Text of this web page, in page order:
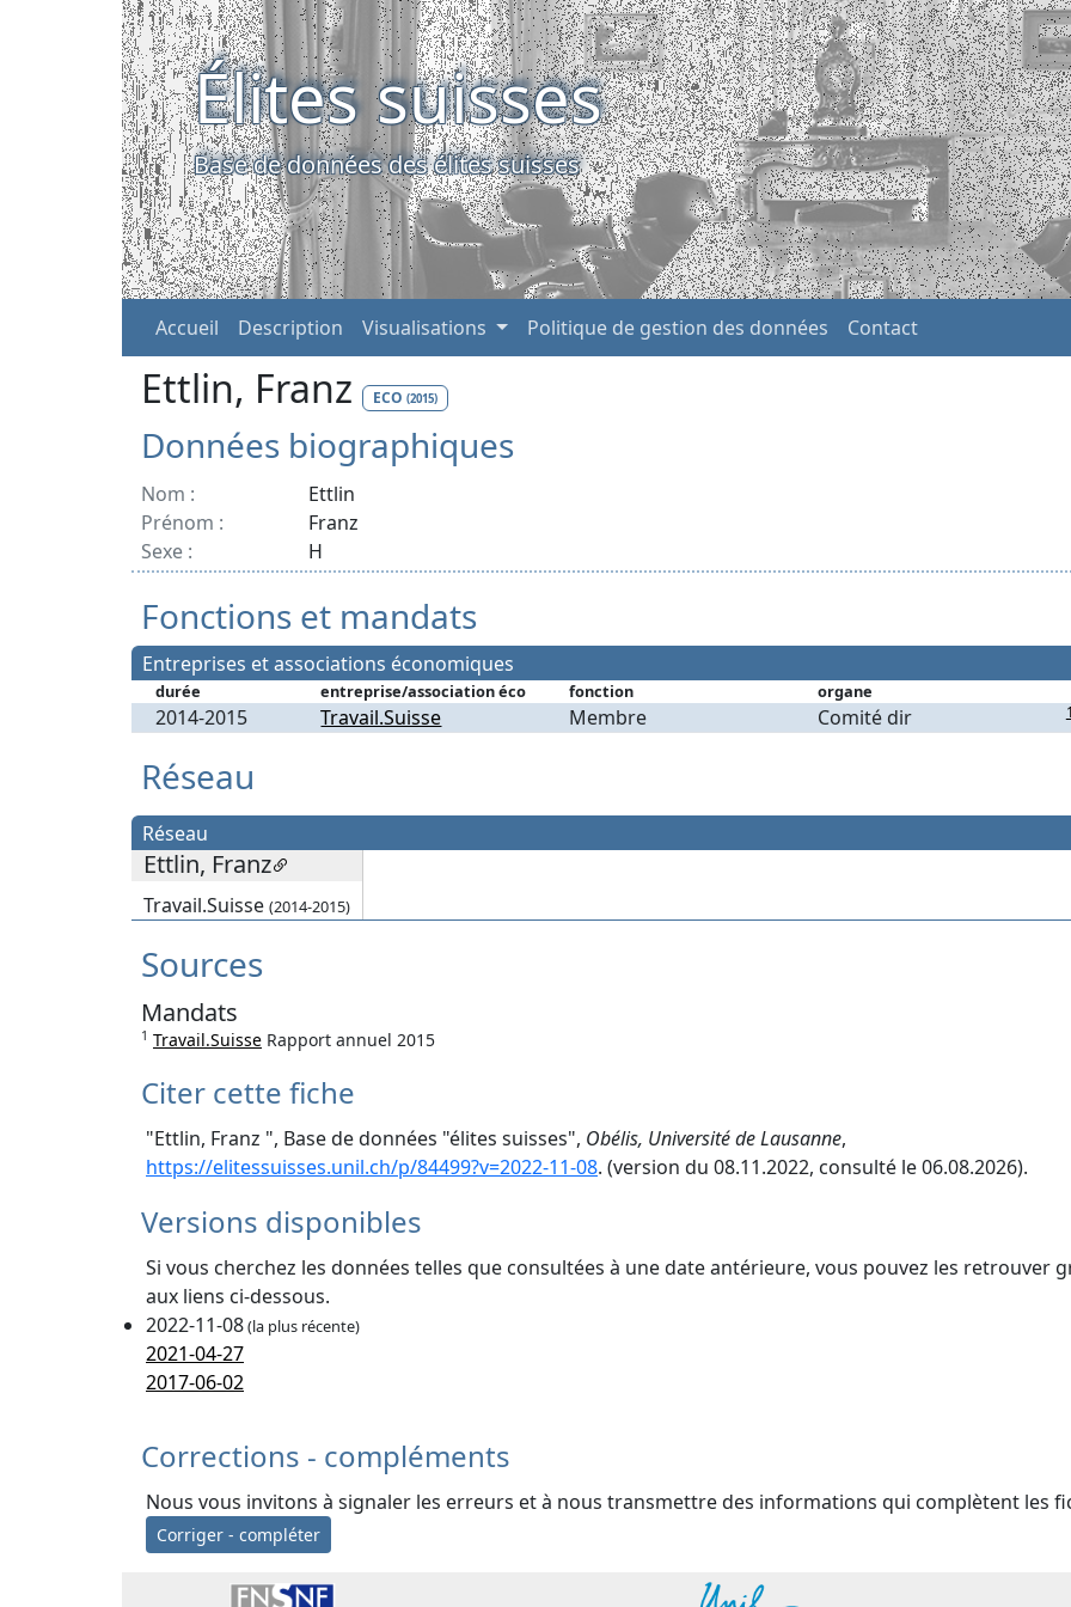
Élites suisses
Base de données des élites suisses
Accueil Description Visualisations Politique de gestion des données Contact
Ettlin, Franz ECO (2015)
Données biographiques
Nom :
Ettlin
Prénom :
Franz
Sexe :
H
Fonctions et mandats
Entreprises et associations économiques
durée entreprise/association éco fonction organe
2014-2015 Travail.Suisse Membre Comité dir
Réseau
Réseau
Ettlin, Franz
Travail.Suisse (2014-2015)
Sources
Mandats
1 Travail.Suisse Rapport annuel 2015
Citer cette fiche
"Ettlin, Franz ", Base de données "élites suisses", Obélis, Université de Lausanne,
https://elitessuisses.unil.ch/p/84499?v=2022-11-08. (version du 08.11.2022, consulté le 06.08.2026).
Versions disponibles
Si vous cherchez les données telles que consultées à une date antérieure, vous pouvez les retrouver
aux liens ci-dessous.
2022-11-08(la plus récente)
2021-04-27
2017-06-02
Corrections - compléments
Nous vous invitons à signaler les erreurs et à nous transmettre des informations qui complètent les
Corriger - compléter